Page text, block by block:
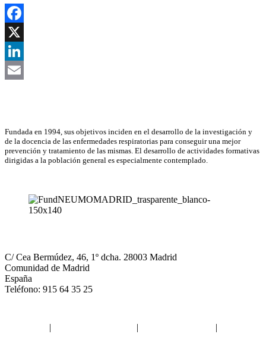
Facebook
X
LinkedIn
Fundada en 1994, sus objetivos inciden en el desarrollo de la investigación y
de la docencia de las enfermedades respiratorias para conseguir una mejor
prevención y tratamiento de las mismas. El desarrollo de actividades formativas
dirigidas a la población general es especialmente contemplado.
C/ Cea Bermúdez, 46, 1º dcha. 28003 Madrid
Comunidad de Madrid
España
Teléfono: 915 64 35 25
| | |